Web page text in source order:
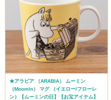
★アラビア （ARABIA） ムーミン
（Moomin） マグ （イエロー/フローレ
ン）【ムーミンの日】【お宝アイテム】